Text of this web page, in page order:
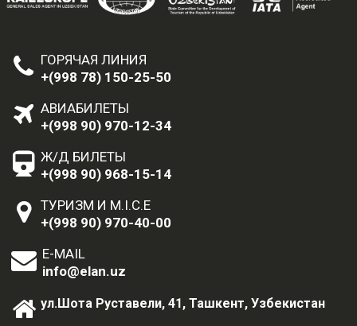
ГОРЯЧАЯ ЛИНИЯ
+(998 78) 150-25-50
АВИАБИЛЕТЫ
+(998 90) 970-12-34
Ж/Д БИЛЕТЫ
+(998 90) 968-15-14
ТУРИЗМ И M.I.C.E
+(998 90) 970-40-00
E-MAIL
info@elan.uz
ул.Шота Руставели, 41, Ташкент, Узбекистан